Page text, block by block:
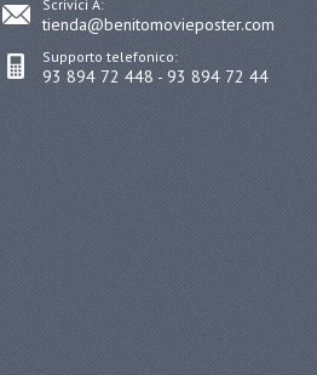
Scrivici A:
tienda@benitomovieposter.com
Supporto telefonico:
93 894 72 448 - 93 894 72 44